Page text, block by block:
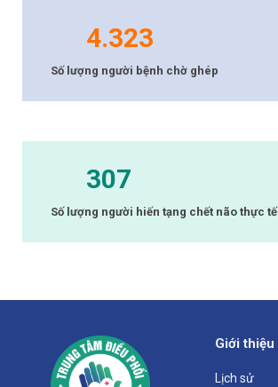
4.323
Số lượng người bệnh chờ ghép
307
Số lượng người hiến tạng chết não thực tế
Giới thiệu
Lịch sử